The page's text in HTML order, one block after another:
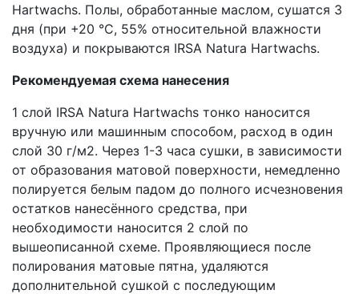
Hartwachs. Полы, обработанные маслом, сушатся 3
дня (при +20 °С, 55% относительной влажности
воздуха) и покрываются IRSA Natura Hartwachs.
Рекомендуемая схема нанесения
1 слой IRSA Natura Hartwachs тонко наносится
вручную или машинным способом, расход в один
слой 30 г/м2. Через 1-3 часа сушки, в зависимости
от образования матовой поверхности, немедленно
полируется белым падом до полного исчезновения
остатков нанесённого средства, при
необходимости наносится 2 слой по
вышеописанной схеме. Проявляющиеся после
полирования матовые пятна, удаляются
дополнительной сушкой с последующим